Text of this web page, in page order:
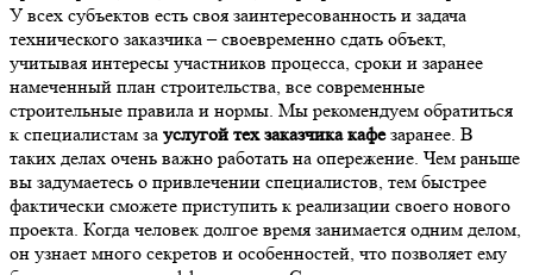
У всех субъектов есть своя заинтересованность и задача
технического заказчика – своевременно сдать объект,
учитывая интересы участников процесса, сроки и заранее
намеченный план строительства, все современные
строительные правила и нормы. Мы рекомендуем обратиться
к специалистам за услугой тех заказчика кафезаранее. В
таких делах очень важно работать на опережение. Чем раньше
вы задумаетесь о привлечении специалистов, тем быстрее
фактически сможете приступить к реализации своего нового
проекта. Когда человек долгое время занимается одним делом,
он узнает много секретов и особенностей, что позволяет ему